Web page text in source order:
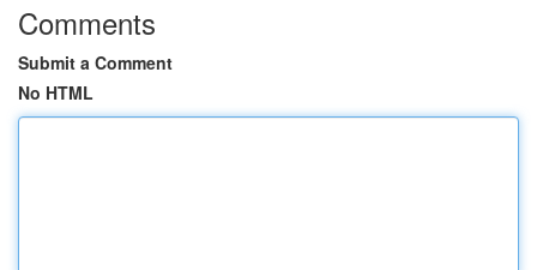
Comments
Submit a Comment
No HTML